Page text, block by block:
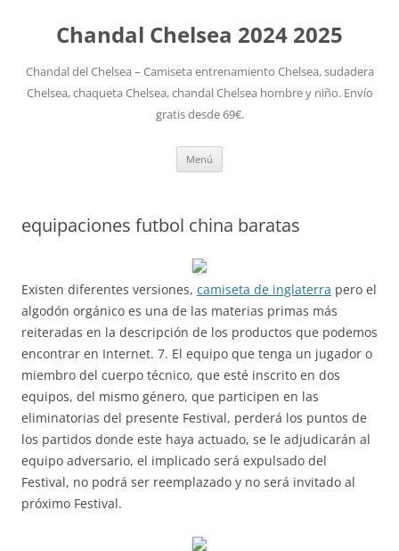
Chandal Chelsea 2024 2025
Chandal del Chelsea – Camiseta entrenamiento Chelsea, sudadera
Chelsea, chaqueta Chelsea, chandal Chelsea hombre y niño. Envío
gratis desde 69€.
Menú
equipaciones futbol china baratas
Existen diferentes versiones, camiseta de inglaterra pero el
algodón orgánico es una de las materias primas más
reiteradas en la descripción de los productos que podemos
encontrar en Internet. 7. El equipo que tenga un jugador o
miembro del cuerpo técnico, que esté inscrito en dos
equipos, del mismo género, que participen en las
eliminatorias del presente Festival, perderá los puntos de
los partidos donde este haya actuado, se le adjudicarán al
equipo adversario, el implicado será expulsado del
Festival, no podrá ser reemplazado y no será invitado al
próximo Festival.